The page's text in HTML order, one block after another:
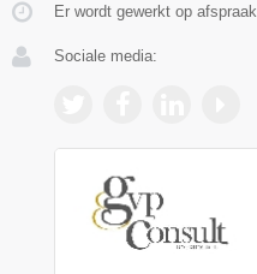
Er wordt gewerkt op afspraak.
Sociale media: